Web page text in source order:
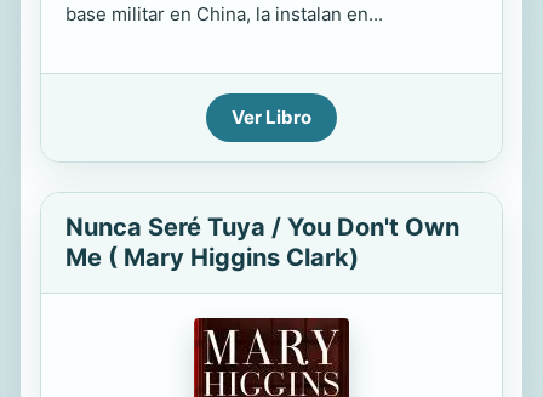
base militar en China, la instalan en...
Ver Libro
Nunca Seré Tuya / You Don't Own
Me ( Mary Higgins Clark)